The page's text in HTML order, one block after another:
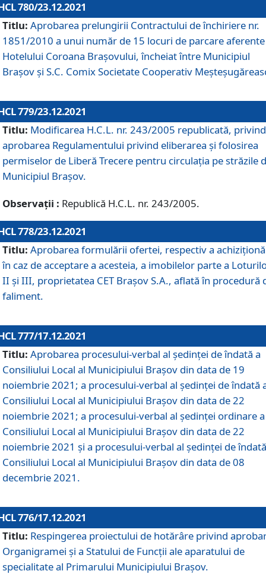
780/23.12.2021
Titlu: Aprobarea prelungirii Contractului de închiriere nr.
1851/2010 a unui număr de 15 locuri de parcare aferente
Hotelului Coroana Brașovului, încheiat între Municipiul
Braşov şi S.C. Comix Societate Cooperativ
779/23.12.2021
Titlu: Modificarea H.C.L. nr. 243/2005 republicată, privind
aprobarea Regulamentului privind eliberarea şi folosirea
permiselor de Liberă Trecere pentru circulația pe străzile
Municipiul Braşov.
Observații : Republică H.C.L. nr. 243/2005.
778/23.12.2021
Titlu: Aprobarea formulării ofertei, respectiv a
în caz de acceptare a acesteia, a imobilelor parte a
II și III, proprietatea CET Brașov S.A., aflată în procedură
faliment.
777/17.12.2021
Titlu: Aprobarea procesului-verbal al şedinţei de îndată a
Consiliului Local al Municipiului Braşov din data de 19
noiembrie 2021; a procesului-verbal al şedinţei de îndată
Consiliului Local al Municipiului Braşov din data de 22
noiembrie 2021; a procesului-verbal al şedinţei ordinare a
Consiliului Local al Municipiului Braşov din data de 22
noiembrie 2021 și a procesului-verbal al şedinţei de
Consiliului Local al Municipiului Braşov din data de 08
decembrie 2021.
776/17.12.2021
Titlu: Respingerea proiectului de hotărâre privind
Organigramei şi a Statului de Funcţii ale aparatului de
specialitate al Primarului Municipiului Braşov.